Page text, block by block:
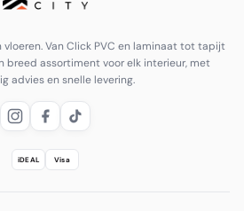
Van Click PVC en laminaat tot tapijt
breed assortiment voor elk interieur, met
advies en snelle levering.
iDEAL Visa